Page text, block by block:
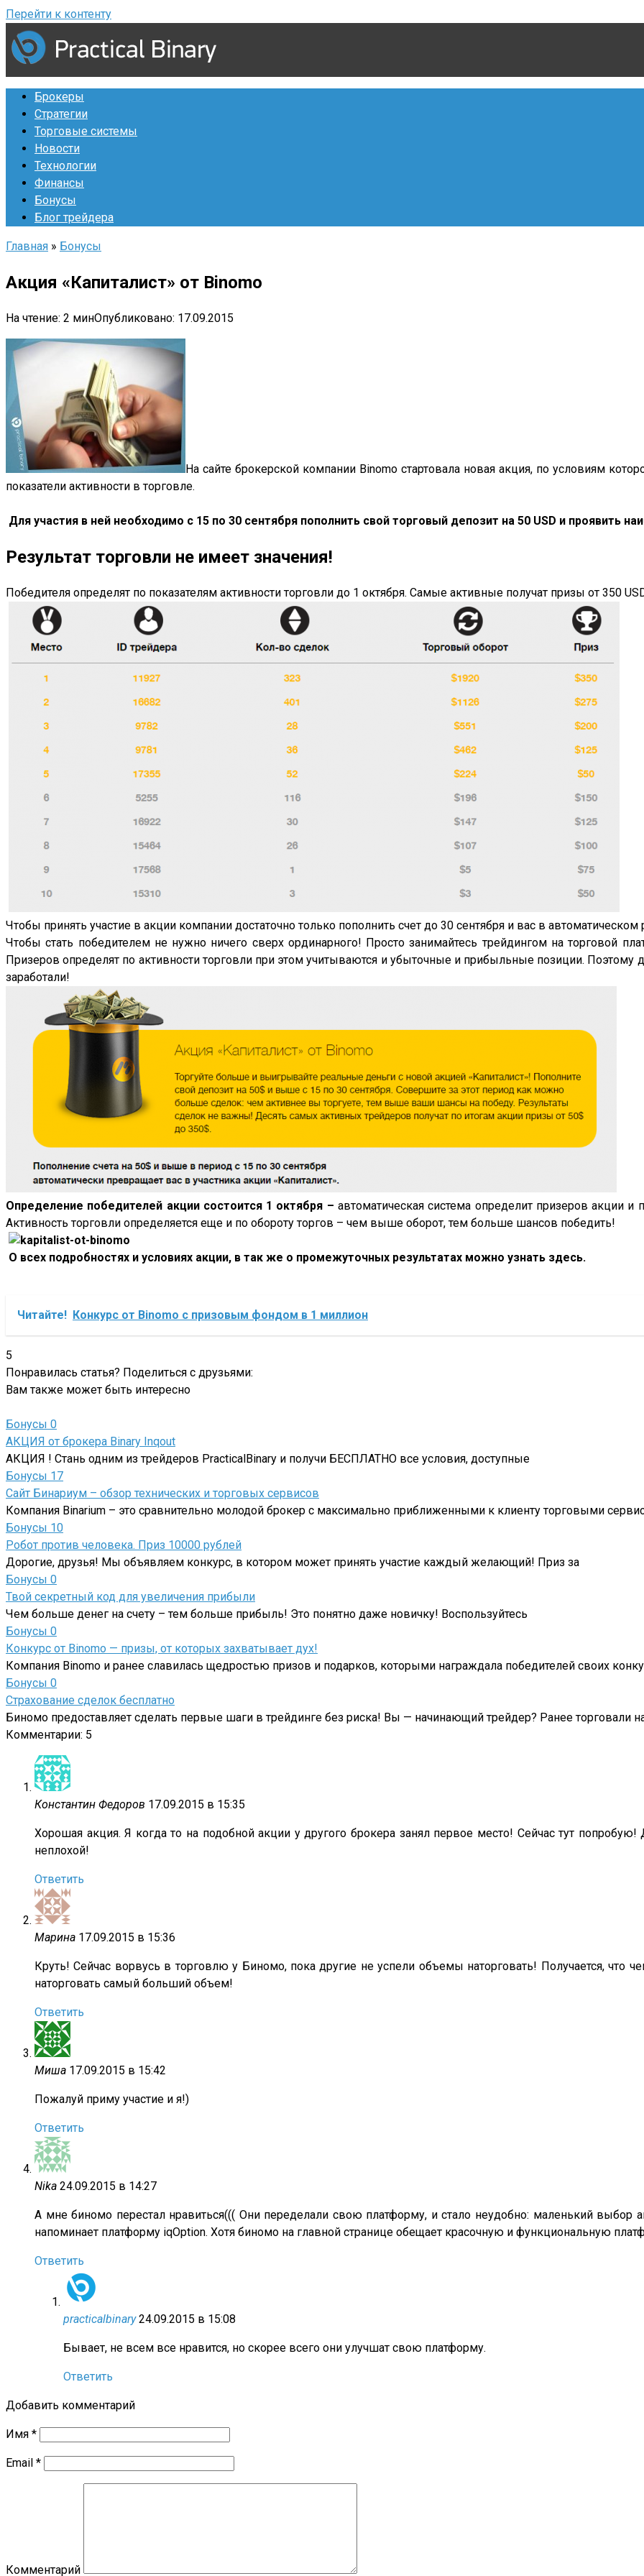
Перейти к контенту
Брокеры
Стратегии
Торговые системы
Новости
Технологии
Финансы
Бонусы
Блог трейдера
Главная » Бонусы
Акция «Капиталист» от Binomo
На чтение: 2 минОпубликовано: 17.09.2015
На сайте брокерской компании Binomo стартовала новая акция, по условиям
показатели активности в торговле.
Для участия в ней необходимо с 15 по 30 сентября пополнить свой торговый депозит на 50 USD и проявить
Результат торговли не имеет значения!
Победителя определят по показателям активности торговли до 1 октября. Самые активные получат призы от 350
Чтобы принять участие в акции компании достаточно только пополнить счет до 30 сентября и вас в
Чтобы стать победителем не нужно ничего сверх ординарного! Просто занимайтесь трейдингом на торговой
Призеров определят по активности торговли при этом учитываются и убыточные и прибыльные позиции.
заработали!
Определение победителей акции состоится 1 октября – автоматическая система определит призеров акции
Активность торговли определяется еще и по обороту торгов – чем выше оборот, тем больше шансов победить!
О всех подробностях и условиях акции, в так же о промежуточных результатах можно узнать здесь.
Читайте! Конкурс от Binomo с призовым фондом в 1 миллион
5
Понравилась статья? Поделиться с друзьями:
Вам также может быть интересно
Бонусы 0
АКЦИЯ от брокера Binary Inqout
АКЦИЯ ! Стань одним из трейдеров PracticalBinary и получи БЕСПЛАТНО все условия, доступные
Бонусы 17
Сайт Бинариум – обзор технических и торговых сервисов
Компания Binarium – это сравнительно молодой брокер с максимально приближенными к клиенту торговыми
Бонусы 10
Робот против человека. Приз 10000 рублей
Дорогие, друзья! Мы объявляем конкурс, в котором может принять участие каждый желающий! Приз за
Бонусы 0
Твой секретный код для увеличения прибыли
Чем больше денег на счету – тем больше прибыль! Это понятно даже новичку! Воспользуйтесь
Бонусы 0
Конкурс от Binomo — призы, от которых захватывает дух!
Компания Binomo и ранее славилась щедростью призов и подарков, которыми награждала победителей своих
Бонусы 0
Страхование сделок бесплатно
Биномо предоставляет сделать первые шаги в трейдинге без риска! Вы — начинающий трейдер? Ранее торговали
Комментарии: 5
Константин Федоров 17.09.2015 в 15:35
Хорошая акция. Я когда то на подобной акции у другого брокера занял первое место! Сейчас тут
неплохой!
Ответить
Марина 17.09.2015 в 15:36
Круть! Сейчас ворвусь в торговлю у Биномо, пока другие не успели объемы наторговать! Получается,
наторговать самый больший объем!
Ответить
Миша 17.09.2015 в 15:42
Пожалуй приму участие и я!)
Ответить
Nika 24.09.2015 в 14:27
А мне биномо перестал нравиться((( Они переделали свою платформу, и стало неудобно: маленький выбор
напоминает платформу iqOption. Хотя биномо на главной странице обещает красочную и функциональную
Ответить
practicalbinary 24.09.2015 в 15:08
Бывает, не всем все нравится, но скорее всего они улучшат свою платформу.
Ответить
Добавить комментарий
Имя *
Email *
Комментарий